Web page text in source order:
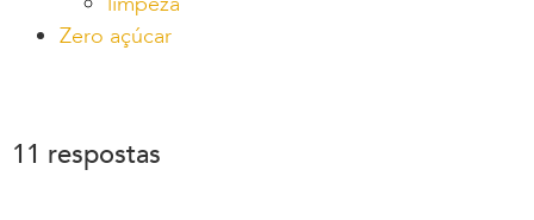
Zero açúcar
11 respostas